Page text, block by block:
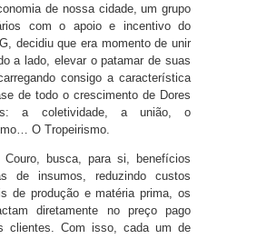
de nossa cidade, um grupo
com o apoio e incentivo do
decidiu que era momento de unir
a lado, elevar o patamar de suas
consigo a característica
de todo o crescimento de Dores
a coletividade, a união, o
O Tropeirismo.
busca, para si, benefícios
de insumos, reduzindo custos
de produção e matéria prima, os
diretamente no preço pago
clientes. Com isso, cada um de